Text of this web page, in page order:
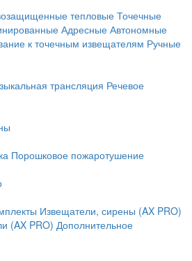
тепловые Точечные
Адресные Автономные
к точечным извещателям Ручные
трансляция Речевое
Порошковое пожаротушение
Извещатели, сирены (AX PRO)
(AX PRO) Дополнительное